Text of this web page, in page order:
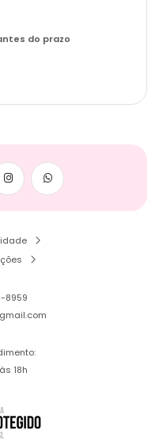
do prazo
8959
18h